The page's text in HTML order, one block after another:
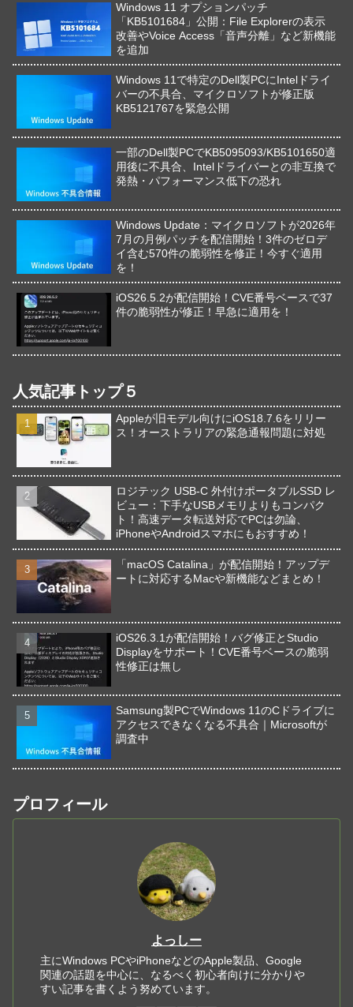
Windows 11 オプションパッチ
「KB5101684」公開：File Explorerの表示
改善やVoice Access「音声分離」など新機能
を追加
Windows 11で特定のDell製PCにIntelドライ
バーの不具合、マイクロソフトが修正版
KB5121767を緊急公開
一部のDell製PCでKB5095093/KB5101650適
用後に不具合、Intelドライバーとの非互換で
発熱・パフォーマンス低下の恐れ
Windows Update：マイクロソフトが2026年
7月の月例パッチを配信開始！3件のゼロデ
イ含む570件の脆弱性を修正！今すぐ適用
を！
iOS26.5.2が配信開始！CVE番号ベースで37
件の脆弱性が修正！早急に適用を！
人気記事トップ５
Appleが旧モデル向けにiOS18.7.6をリリー
ス！オーストラリアの緊急通報問題に対処
ロジテック USB-C 外付けポータブルSSD レ
ビュー：下手なUSBメモリよりもコンパク
ト！高速データ転送対応でPCは勿論、
iPhoneやAndroidスマホにもおすすめ！
「macOS Catalina」が配信開始！アップデ
ートに対応するMacや新機能などまとめ！
iOS26.3.1が配信開始！バグ修正とStudio
Displayをサポート！CVE番号ベースの脆弱
性修正は無し
Samsung製PCでWindows 11のCドライブに
アクセスできなくなる不具合｜Microsoftが
調査中
プロフィール
よっしー
主にWindows PCやiPhoneなどのApple製品、Google
関連の話題を中心に、なるべく初心者向けに分かりや
すい記事を書くよう努めています。